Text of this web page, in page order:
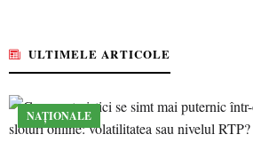
ULTIMELE ARTICOLE
NAȚIONALE